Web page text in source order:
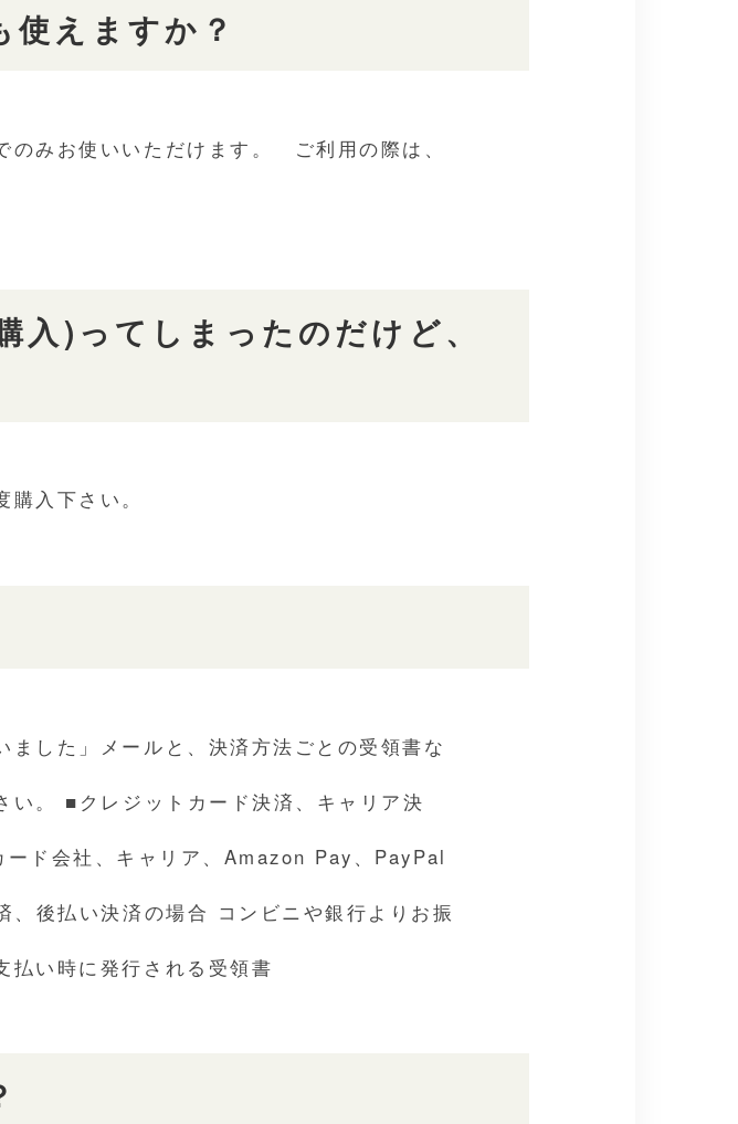
えますか？
のみお使いいただけます。 ご利用の際は、
入)ってしまったのだけど、
入下さい。
した」メールと、決済方法ごとの受領書な
い。 ■クレジットカード決済、キャリア決
ド会社、キャリア、Amazon Pay、PayPal
後払い決済の場合 コンビニや銀行よりお振
払い時に発行される受領書